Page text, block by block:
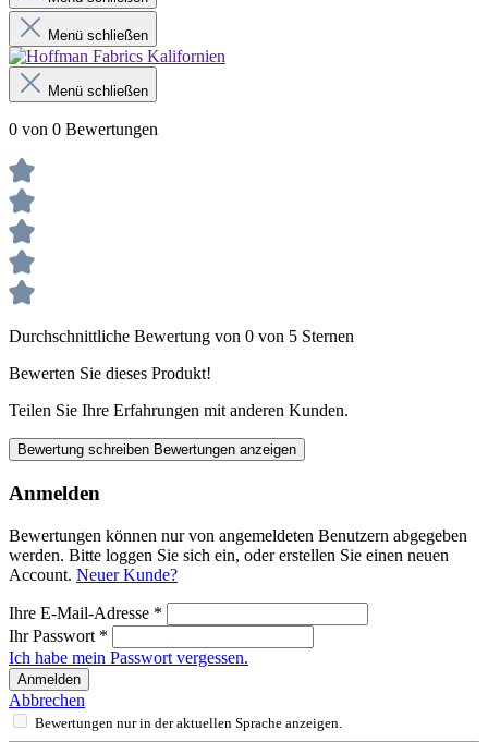
Menü schließen
Menü schließen
0 von 0 Bewertungen
Durchschnittliche Bewertung von 0 von 5 Sternen
Bewerten Sie dieses Produkt!
Teilen Sie Ihre Erfahrungen mit anderen Kunden.
Bewertung schreiben Bewertungen anzeigen
Anmelden
Bewertungen können nur von angemeldeten Benutzern abgegeben
werden. Bitte loggen Sie sich ein, oder erstellen Sie einen neuen
Account. Neuer Kunde?
Ihre E-Mail-Adresse *
Ihr Passwort *
Ich habe mein Passwort vergessen.
Anmelden
Abbrechen
Bewertungen nur in der aktuellen Sprache anzeigen.